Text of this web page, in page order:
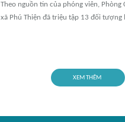
Theo nguồn tin của phóng viên, Phòng
xã Phú Thiện đã triệu tập 13 đối
XEM THÊM